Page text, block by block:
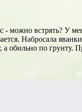
встрять? У
Набросала
а обильно по